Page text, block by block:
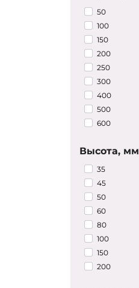
50
100
150
200
250
300
400
500
600
Высота, мм
35
45
50
60
80
100
150
200